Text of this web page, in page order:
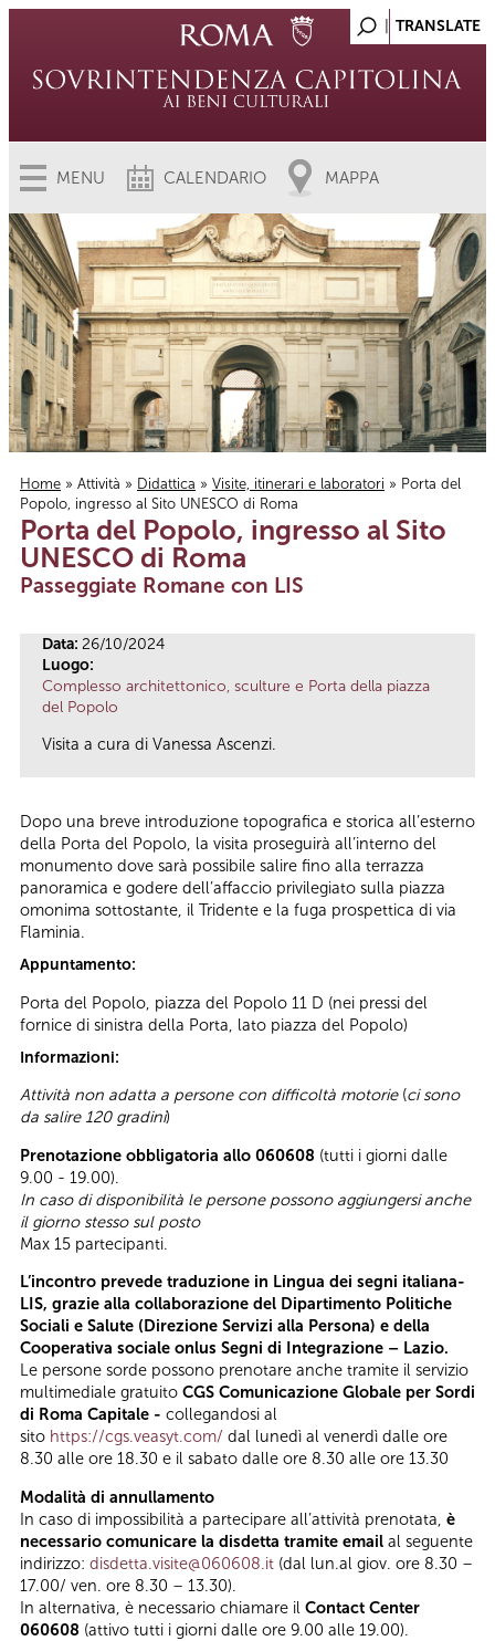
MENU CALENDARIO MAPPA
Tu sei qui
Home » Attività » Didattica » Visite, itinerari e laboratori » Porta del
Popolo, ingresso al Sito UNESCO di Roma
Porta del Popolo, ingresso al Sito
UNESCO di Roma
Passeggiate Romane con LIS
Data: 26/10/2024
Luogo:
Complesso architettonico, sculture e Porta della piazza
del Popolo
Visita a cura di Vanessa Ascenzi.
Dopo una breve introduzione topografica e storica all’esterno
della Porta del Popolo, la visita proseguirà all’interno del
monumento dove sarà possibile salire fino alla terrazza
panoramica e godere dell’affaccio privilegiato sulla piazza
omonima sottostante, il Tridente e la fuga prospettica di via
Flaminia.
Appuntamento:
Porta del Popolo, piazza del Popolo 11 D (nei pressi del
fornice di sinistra della Porta, lato piazza del Popolo)
Informazioni:
Attività non adatta a persone con difficoltà motorie(ci sono
da salire 120 gradini)
Prenotazione obbligatoria allo 060608 (tutti i giorni dalle
9.00 - 19.00).
In caso di disponibilità le persone possono aggiungersi anche
il giorno stesso sul posto
Max 15 partecipanti.
L’incontro prevede traduzione in Lingua dei segni italiana-
LIS, grazie alla collaborazione del Dipartimento Politiche
Sociali e Salute (Direzione Servizi alla Persona) e della
Cooperativa sociale onlus Segni di Integrazione – Lazio.
Le persone sorde possono prenotare anche tramite il servizio
multimediale gratuito CGS Comunicazione Globale per Sordi
di Roma Capitale - collegandosi al
sito https://cgs.veasyt.com/ dal lunedì al venerdì dalle ore
8.30 alle ore 18.30 e il sabato dalle ore 8.30 alle ore 13.30
Modalità di annullamento
In caso di impossibilità a partecipare all’attività prenotata, è
necessario comunicare la disdetta tramite email al seguente
indirizzo: disdetta.visite@060608.it (dal lun.al giov. ore 8.30 –
17.00/ ven. ore 8.30 – 13.30).
In alternativa, è necessario chiamare il Contact Center
060608 (attivo tutti i giorni dalle ore 9.00 alle 19.00).